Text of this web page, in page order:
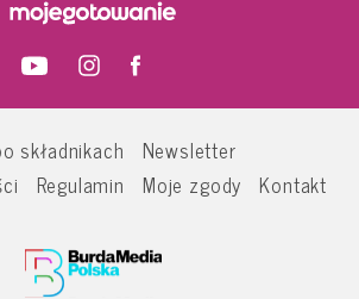
składnikach
Newsletter
Regulamin Moje zgody Kontakt